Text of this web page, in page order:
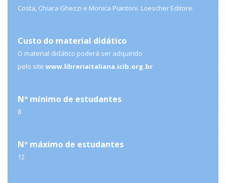
Costa, Chiara Ghezzi e Monica Piantoni. Loescher Editore.
Custo do material didático
O material didático poderá ser adquirido
pelo site www.libreriaitaliana.icib.org.br
Nº mínimo de estudantes
8
Nº máximo de estudantes
12